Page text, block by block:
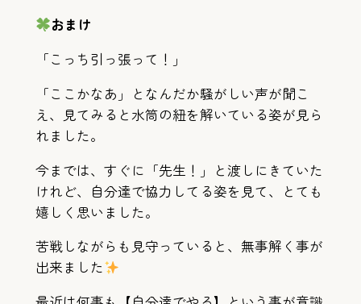
おまけ
「こっち引っ張って！」
「ここかなあ」となんだか騒がしい声が聞こ
え、見てみると水筒の紐を解いている姿が見ら
れました。
今までは、すぐに「先生！」と渡しにきていた
けれど、自分達で協力してる姿を見て、とても
嬉しく思いました。
苦戦しながらも見守っていると、無事解く事が
出来ました